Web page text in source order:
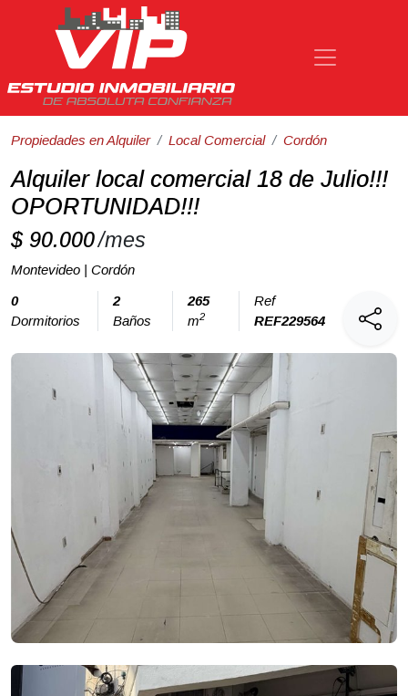
Propiedades en Alquiler Local Comercial Cordón
Alquiler local comercial 18 de Julio!!!
OPORTUNIDAD!!!
$ 90.000/mes
Montevideo | Cordón
0
Dormitorios
2
Baños
265
m2
Ref
REF229564